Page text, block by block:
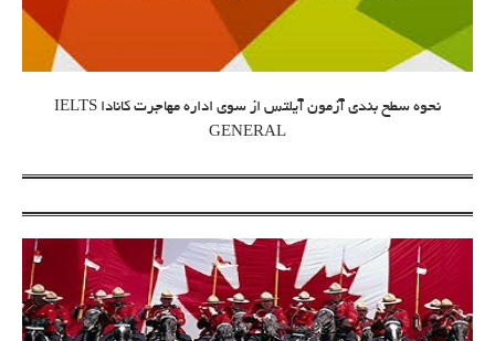
نحوه سطح بندی آزمون آیلتس از سوی اداره مهاجرت کانادا IELTS
GENERAL